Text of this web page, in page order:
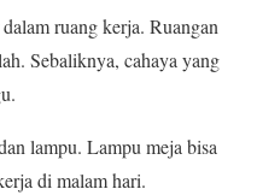
ruang kerja. Ruangan
Sebaliknya, cahaya yang
lampu. Lampu meja bisa
di malam hari.